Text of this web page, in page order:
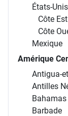
États-Unis
Côte Est
Côte
Mexique
Amérique
Antigua-
Antilles
Bahamas
Barbade